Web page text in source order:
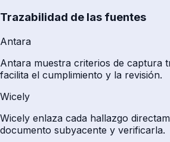
Trazabilidad de las fuentes
Antara
Antara muestra criterios de captura
facilita el cumplimiento y la revisión.
Wicely
Wicely enlaza cada hallazgo
documento subyacente y verificarla.